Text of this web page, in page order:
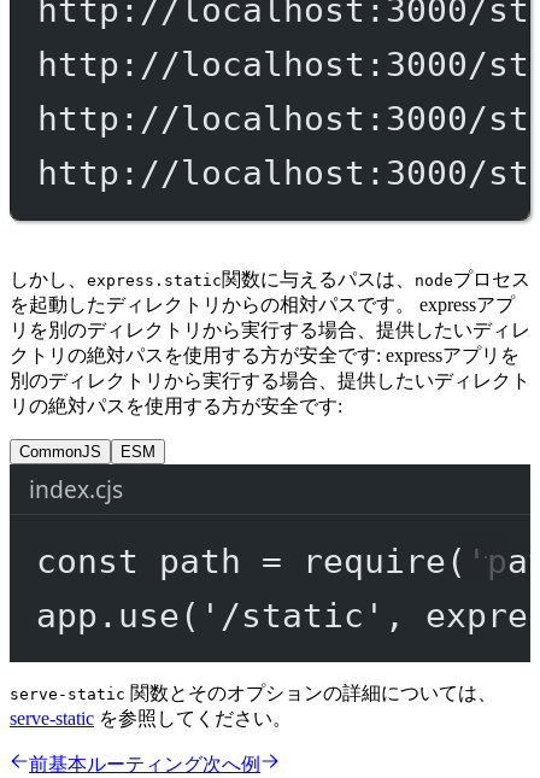
http://localhost:3000/
http://localhost:3000/
http://localhost:3000/
http://localhost:3000/
しかし、 express.static関数に与えるパスは、 nodeプロセス
を起動したディレクトリからの相対パスです。 expressアプ
リを別のディレクトリから実行する場合、提供したいディレ
クトリの絶対パスを使用する方が安全です: expressアプリを
別のディレクトリから実行する場合、提供したいディレクト
リの絶対パスを使用する方が安全です:
CommonJS ESM
index.cjs
const path = require(
app. use( '/static' ,
serve-static 関数とそのオプションの詳細については、
serve-static を参照してください。
前基本ルーティング次へ例